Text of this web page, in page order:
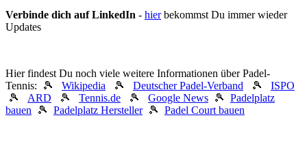
Verbinde dich auf LinkedIn - hierbekommst Du immer wieder
Updates
Hier findest Du noch viele weitere Informationen über Padel-
Tennis: 🎾 Wikipedia 🎾 Deutscher Padel-Verband 🎾 ISPO
🎾 ARD 🎾 Tennis.de 🎾 Google News 🎾 Padelplatz
bauen 🎾 Padelplatz Hersteller🎾 Padel Court bauen